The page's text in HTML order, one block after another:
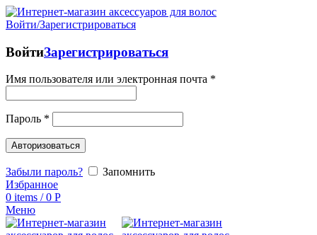
Войти/Зарегистрироваться
ВойтиЗарегистрироваться
Имя пользователя или электронная почта *
Пароль *
Авторизоваться
Забыли пароль?
Запомнить
Избранное
0 items / 0 Р
Меню